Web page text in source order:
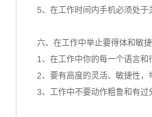
5、在工作时间内手机必须处
六、在工作中举止要得体和敏
1、在工作中你的每一个语言
2、要有高度的灵活、敏捷性，
3、工作中不要动作粗鲁和有过